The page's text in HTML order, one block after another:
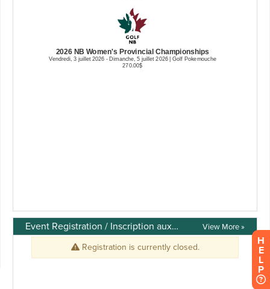
Event Registration / Inscription aux événements View More »
H
E
L
P